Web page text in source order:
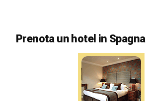
Prenota un hotel in Spagna